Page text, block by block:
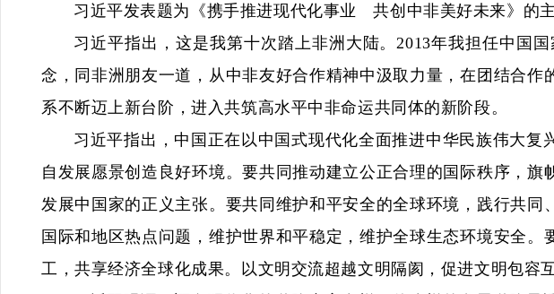
习近平发表题为《携手推进现代化事业 共创中非美好未来》的主
习近平指出，这是我第十次踏上非洲大陆。2013年我担任中国
念，同非洲朋友一道，从中非友好合作精神中汲取力量，在团结合
系不断迈上新台阶，进入共筑高水平中非命运共同体的新阶段。
习近平指出，中国正在以中国式现代化全面推进中华民族伟大
自发展愿景创造良好环境。要共同推动建立公正合理的国际秩序，
发展中国家的正义主张。要共同维护和平安全的全球环境，践行共
国际和地区热点问题，维护世界和平稳定，维护全球生态环境安全
工，共享经济全球化成果。以文明交流超越文明隔阂，促进文明包容互